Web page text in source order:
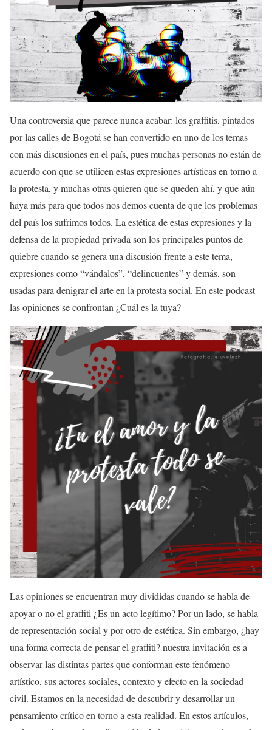
Una controversia que parece nunca acabar: los graffitis, pintados
por las calles de Bogotá se han convertido en uno de los temas
con más discusiones en el país, pues muchas personas no están de
acuerdo con que se utilicen estas expresiones artísticas en torno a
la protesta, y muchas otras quieren que se queden ahí, y que aún
haya más para que todos nos demos cuenta de que los problemas
del país los sufrimos todos. La estética de estas expresiones y la
defensa de la propiedad privada son los principales puntos de
quiebre cuando se genera una discusión frente a este tema,
expresiones como “vándalos”, “delincuentes” y demás, son
usadas para denigrar el arte en la protesta social. En este podcast
las opiniones se confrontan ¿Cuál es la tuya?
Las opiniones se encuentran muy divididas cuando se habla de
apoyar o no el graffiti ¿Es un acto legítimo? Por un lado, se habla
de representación social y por otro de estética. Sin embargo, ¿hay
una forma correcta de pensar el graffiti? nuestra invitación es a
observar las distintas partes que conforman este fenómeno
artístico, sus actores sociales, contexto y efecto en la sociedad
civil. Estamos en la necesidad de descubrir y desarrollar un
pensamiento crítico en torno a esta realidad. En estos artículos,